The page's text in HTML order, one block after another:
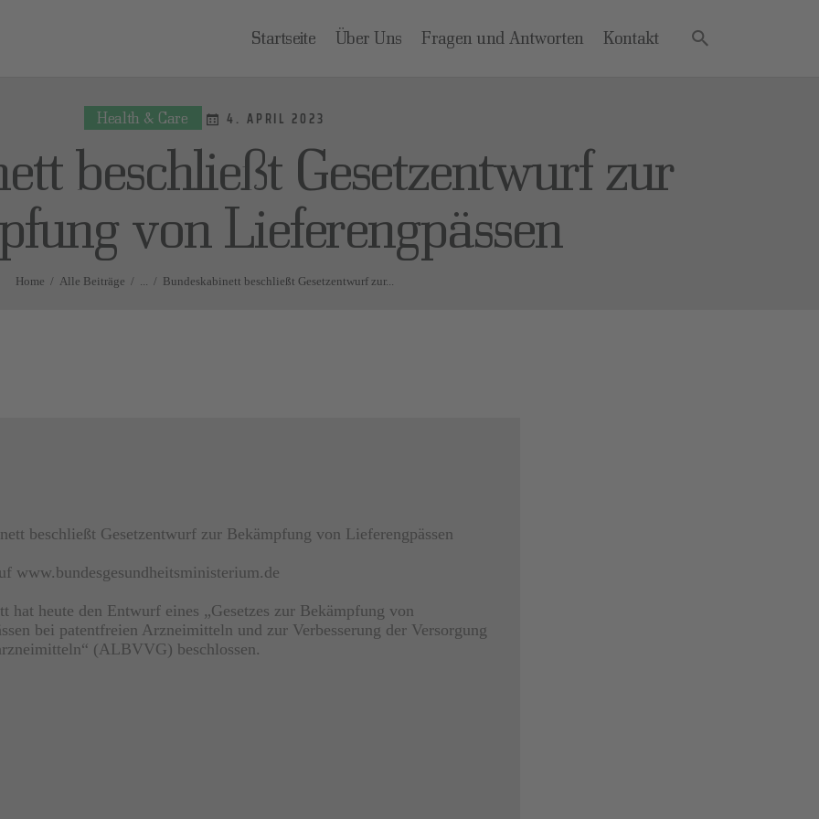
Startseite Über Uns Fragen und Antworten Kontakt
Health & Care 4. APRIL 2023
beschließt Gesetzentwurf zur
von Lieferengpässen
Home Alle Beiträge ... Bundeskabinett beschließt Gesetzentwurf zur...
UND
beschließt Gesetzentwurf zur Bekämpfung von Lieferengpässen
www.bundesgesundheitsministerium.de
hat heute den Entwurf eines „Gesetzes zur Bekämpfung von
bei patentfreien Arzneimitteln und zur Verbesserung der Versorgung
(ALBVVG) beschlossen.